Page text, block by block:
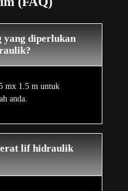
yang diperlukan
mx 1.5 m untuk
anda.
lif hidraulik